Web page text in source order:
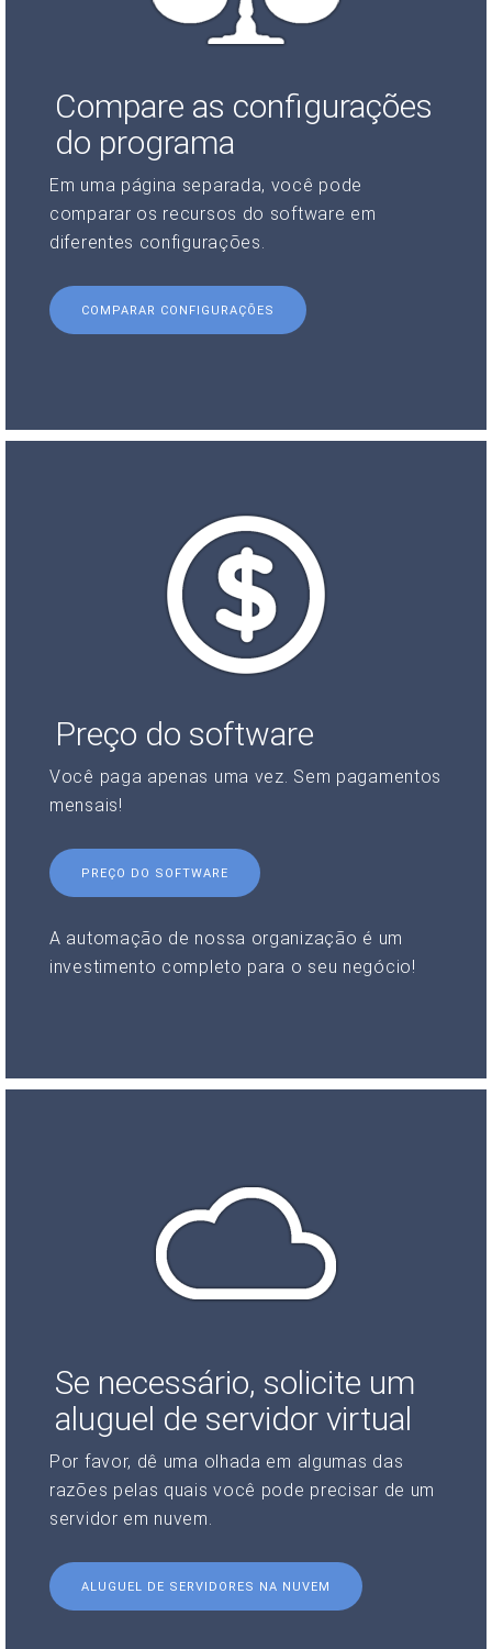
Compare as configurações
do programa
Em uma página separada, você pode
comparar os recursos do software em
diferentes configurações.
COMPARAR CONFIGURAÇÕES
Preço do software
Você paga apenas uma vez. Sem pagamentos
mensais!
PREÇO DO SOFTWARE
A automação de nossa organização é um
investimento completo para o seu negócio!
Se necessário, solicite um
aluguel de servidor virtual
Por favor, dê uma olhada em algumas das
razões pelas quais você pode precisar de um
servidor em nuvem.
ALUGUEL DE SERVIDORES NA NUVEM